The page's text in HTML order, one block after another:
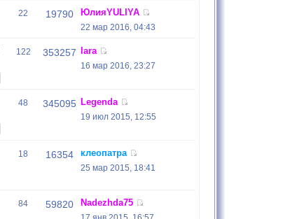
22 19790 ЮлияYULIYA
22 мар 2016, 04:43
122 353257 lara
16 мар 2016, 23:27
48 345095 Legenda
19 июл 2015, 12:55
18 16354 клеопатра
25 мар 2015, 18:41
84 59820 Nadezhda75